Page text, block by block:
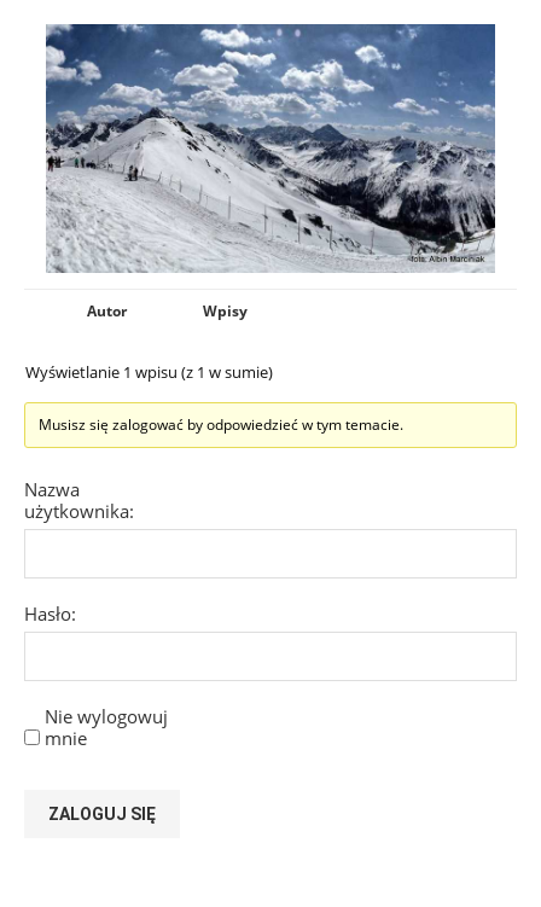
Autor Wpisy
Wyświetlanie 1 wpisu (z 1 w sumie)
Musisz się zalogować by odpowiedzieć w tym temacie.
Nazwa
użytkownika:
Hasło:
Nie wylogowuj
mnie
ZALOGUJ SIĘ